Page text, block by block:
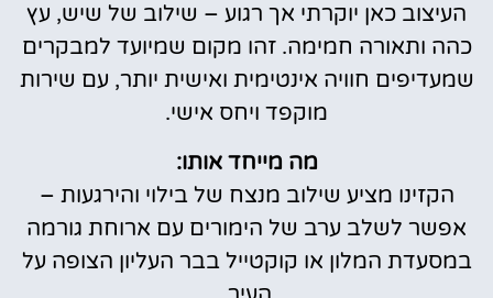
העיצוב כאן יוקרתי אך רגוע – שילוב של שיש, עץ
כהה ותאורה חמימה. זהו מקום שמיועד למבקרים
שמעדיפים חוויה אינטימית ואישית יותר, עם שירות
מוקפד ויחס אישי.
מה מייחד אותו:
הקזינו מציע שילוב מנצח של בילוי והירגעות –
אפשר לשלב ערב של הימורים עם ארוחת גורמה
במסעדת המלון או קוקטייל בבר העליון הצופה על